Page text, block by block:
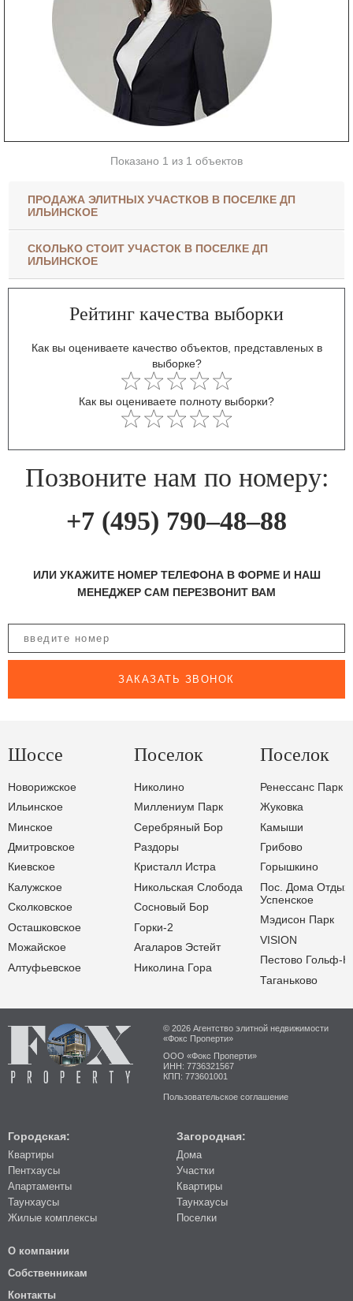
Показано 1 из 1 объектов
ПРОДАЖА ЭЛИТНЫХ УЧАСТКОВ В ПОСЕЛКЕ ДП
ИЛЬИНСКОЕ
СКОЛЬКО СТОИТ УЧАСТОК В ПОСЕЛКЕ ДП
ИЛЬИНСКОЕ
Рейтинг качества выборки
Как вы оцениваете качество объектов, представленых в
выборке?
Как вы оцениваете полноту выборки?
Позвоните нам по номеру:
+7 (495) 790–48–88
ИЛИ УКАЖИТЕ НОМЕР ТЕЛЕФОНА В ФОРМЕ И НАШ
МЕНЕДЖЕР САМ ПЕРЕЗВОНИТ ВАМ
ЗАКАЗАТЬ ЗВОНОК
Шоссе
Новорижское
Ильинское
Минское
Дмитровское
Киевское
Калужское
Сколковское
Осташковское
Можайское
Алтуфьевское
Поселок
Николино
Миллениум Парк
Серебряный Бор
Раздоры
Кристалл Истра
Никольская Слобода
Сосновый Бор
Горки-2
Агаларов Эстейт
Николина Гора
Поселок
Ренессанс Парк
Жуковка
Камыши
Грибово
Горышкино
Пос. Дома
Успенское
Мэдисон Парк
VISION
Пестово Гольф-
Таганьково
© 2026 Агентство элитной недвижимости
«Фокс Проперти»
ООО «Фокс Проперти»
ИНН: 7736321567
КПП: 773601001
Пользовательское соглашение
Городская:
Квартиры
Пентхаусы
Апартаменты
Таунхаусы
Жилые комплексы
Загородная:
Дома
Участки
Квартиры
Таунхаусы
Поселки
О компании
Собственникам
Контакты